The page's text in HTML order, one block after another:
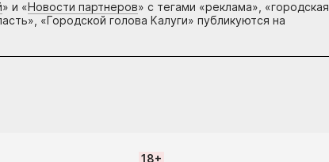
» и «Новости партнеров» с тегами «реклама», «городская
«Городской голова Калуги» публикуются на
18+